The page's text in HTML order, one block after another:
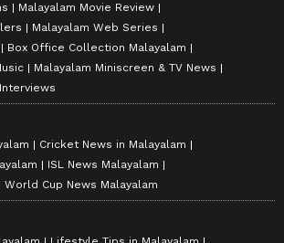
Malayalam Movie Review
Malayalam Web Series
Box Office Collection Malayalam
Malayalam Miniscreen & TV News
Cricket News in Malayalam
ISL News Malayalam
World Cup News Malayalam